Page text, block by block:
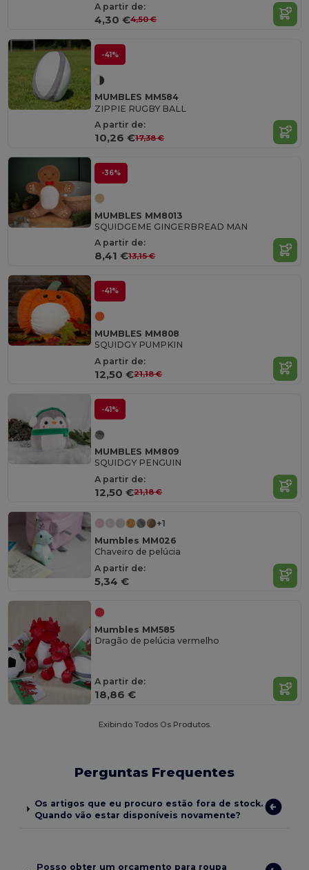
A partir de:
4,30 €4,50 €
-41%
MUMBLES MM584
ZIPPIE RUGBY BALL
A partir de:
10,26 €17,38 €
-36%
MUMBLES MM8013
SQUIDGEME GINGERBREAD MAN
A partir de:
8,41 €13,15 €
-41%
MUMBLES MM808
SQUIDGY PUMPKIN
A partir de:
12,50 €21,18 €
-41%
MUMBLES MM809
SQUIDGY PENGUIN
A partir de:
12,50 €21,18 €
+1
Mumbles MM026
Chaveiro de pelúcia
A partir de:
5,34 €
Mumbles MM585
Dragão de pelúcia vermelho
A partir de:
18,86 €
Exibindo Todos Os Produtos.
Perguntas Frequentes
Os artigos que eu procuro estão fora de stock.
Quando vão estar disponíveis novamente?
Posso obter um orçamento para roupa